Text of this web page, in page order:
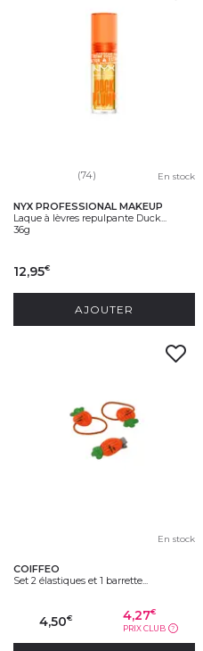
(74) En stock
NYX PROFESSIONAL MAKEUP
Laque à lèvres repulpante Duck...
36g
12,95€
AJOUTER
En stock
COIFFEO
Set 2 élastiques et 1 barrette...
4,50€ 4,27€
PRIX CLUB ?